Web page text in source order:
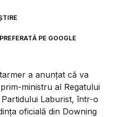
PE GOOGLE
a anunțat că va
ministru al Regatului
Laburist, într-o
oficială din Downing